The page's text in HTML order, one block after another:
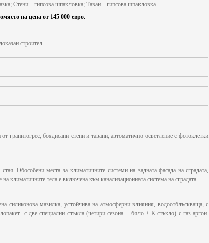
Стени – гипсова шпакловка; Таван – гипсова шпакловка.
на цена от 145 000 евро.
строител.
гранитогрес, боядисани стени и тавани, автоматично осветление с фотоклетки
Обособени места за климатичните системи на задната фасада на сградата,
климатичните тела е включена към канализационната система на сградата.
силиконова мазилка, устойчива на атмосферни влияния, водоотблъскваща, с
с две специални стъкла (четири сезона + бяло + К стъкло) с газ аргон.